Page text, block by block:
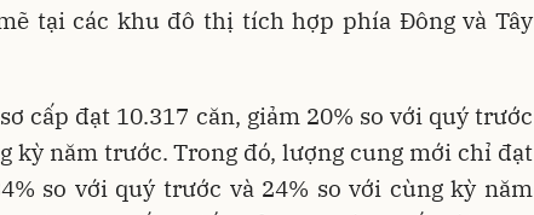
tại các khu đô thị tích hợp phía Đông và Tây
cấp đạt 10.317 căn, giảm 20% so với quý trước
kỳ năm trước. Trong đó, lượng cung mới chỉ đạt
so với quý trước và 24% so với cùng kỳ năm